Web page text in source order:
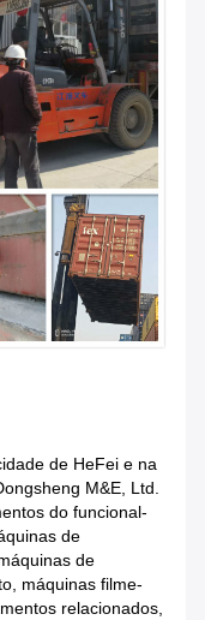
de HeFei e na
M&E, Ltd.
do funcional-
de
de
máquinas filme-
relacionados,